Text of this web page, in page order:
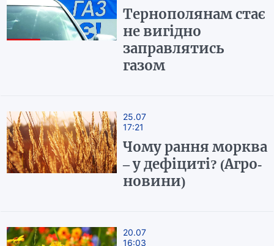
Тернополянам стає
не вигідно
заправлятись
газом
25.07
17:21
Чому рання морква
– у дефіциті? (Агро-
новини)
20.07
16:03